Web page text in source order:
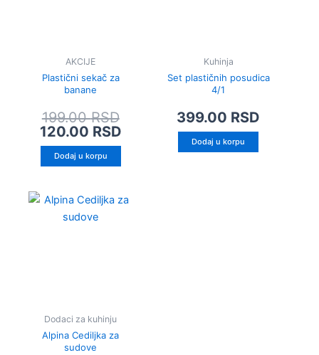
AKCIJE
Plastični sekač za
banane
199.00RSD
120.00 RSD
Dodaj u korpu
Kuhinja
Set plastičnih posudica
4/1
399.00 RSD
Dodaj u korpu
Dodaci za kuhinju
Alpina Cediljka za
sudove